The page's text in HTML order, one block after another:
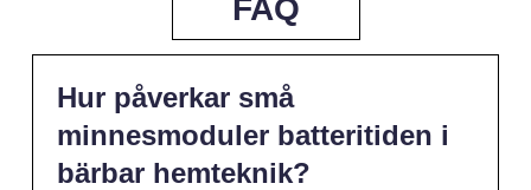
FAQ
Hur påverkar små
minnesmoduler batteritiden i
bärbar hemteknik?